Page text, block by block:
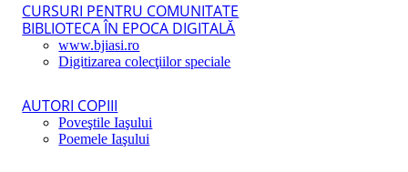
CURSURI PENTRU COMUNITATE
BIBLIOTECA ÎN EPOCA DIGITALĂ
www.bjiasi.ro
Digitizarea colecţiilor speciale
AUTORI COPIII
Poveştile Iaşului
Poemele Iaşului